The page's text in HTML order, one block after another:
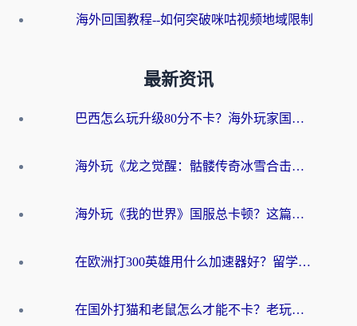
海外回国教程--如何突破咪咕视频地域限制
最新资讯
巴西怎么玩升级80分不卡？海外玩家国服游戏加速器终极指南（附避坑技巧）
海外玩《龙之觉醒：骷髅传奇冰雪合击》延迟高？这篇指南帮你解决卡顿烦恼！
海外玩《我的世界》国服总卡顿？这篇我的世界游戏加速器指南帮你解决所有问题
在欧洲打300英雄用什么加速器好？留学生亲测有效的解决方案来了
在国外打猫和老鼠怎么才能不卡？老玩家亲测的终极加速指南